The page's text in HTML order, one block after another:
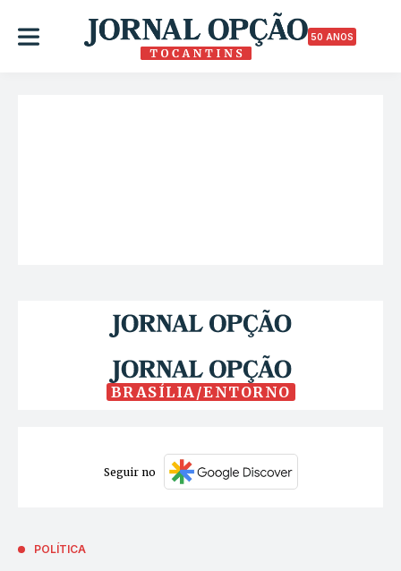
50 ANOS
BRASÍLIA/ENTORNO
Seguir no
POLÍTICA